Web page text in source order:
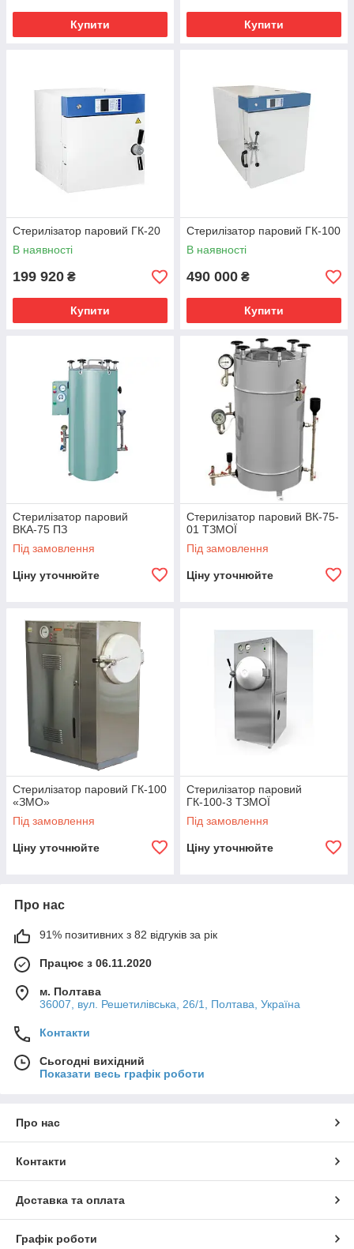
Купити Купити
Стерилізатор паровий ГК-20
В наявності
199 920 ₴
Купити
Стерилізатор паровий ГК-100
В наявності
490 000 ₴
Купити
Стерилізатор паровий
ВКА-75 ПЗ
Під замовлення
Ціну уточнюйте
Стерилізатор паровий ВК-75-
01 ТЗМОЇ
Під замовлення
Ціну уточнюйте
Стерилізатор паровий ГК-100
«ЗМО»
Під замовлення
Ціну уточнюйте
Стерилізатор паровий
ГК-100-3 ТЗМОЇ
Під замовлення
Ціну уточнюйте
Про нас
91% позитивних з 82 відгуків за рік
Працює з 06.11.2020
м. Полтава
36007, вул. Решетилівська, 26/1, Полтава, Україна
Контакти
Сьогодні вихідний
Показати весь графік роботи
Про нас
Контакти
Доставка та оплата
Графік роботи